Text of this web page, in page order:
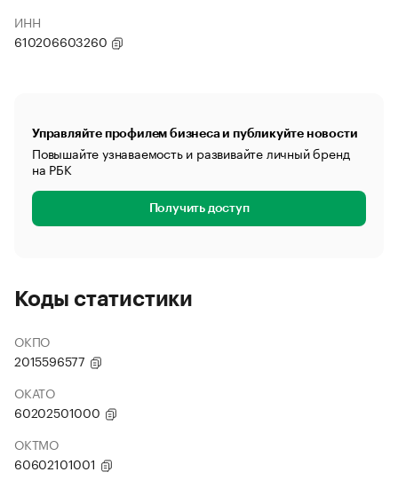
ИНН
610206603260
Управляйте профилем бизнеса и публикуйте новости
Повышайте узнаваемость и развивайте личный бренд
на РБК
Получить доступ
Коды статистики
ОКПО
2015596577
ОКАТО
60202501000
ОКТМО
60602101001